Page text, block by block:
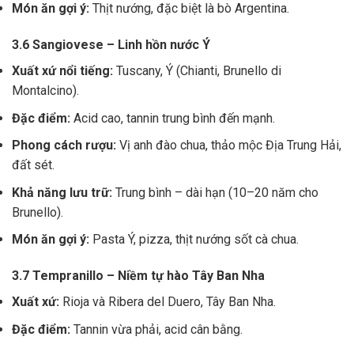
Món ăn gợi ý: Thịt nướng, đặc biệt là bò Argentina.
3.6 Sangiovese – Linh hồn nước Ý
Xuất xứ nổi tiếng: Tuscany, Ý (Chianti, Brunello di
Montalcino).
Đặc điểm: Acid cao, tannin trung bình đến mạnh.
Phong cách rượu: Vị anh đào chua, thảo mộc Địa Trung Hải,
đất sét.
Khả năng lưu trữ: Trung bình – dài hạn (10–20 năm cho
Brunello).
Món ăn gợi ý: Pasta Ý, pizza, thịt nướng sốt cà chua.
3.7 Tempranillo – Niềm tự hào Tây Ban Nha
Xuất xứ: Rioja và Ribera del Duero, Tây Ban Nha.
Đặc điểm: Tannin vừa phải, acid cân bằng.